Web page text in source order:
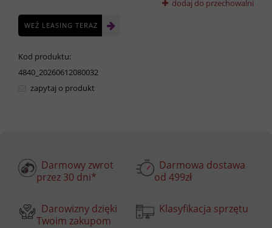
dodaj do przechowalni
WEŹ LEASING TERAZ
Kod produktu:
4840_20260612080032
zapytaj o produkt
Darmowy zwrot
przez 30 dni*
Darmowa dostawa
od 499zł
Darowizny dzięki
Twoim zakupom
Klasyfikacja sprzętu